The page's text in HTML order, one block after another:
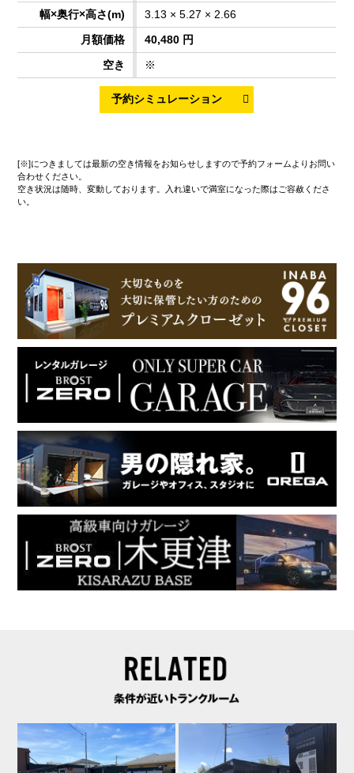
3.13 × 5.27 × 2.66
40,480 円
※
[※]につきましては最新の空き情報をお知らせしますので予約フォームよりお問い
合わせください。
空き状況は随時、変動しております。入れ違いで満室になった際はご容赦くださ
い。